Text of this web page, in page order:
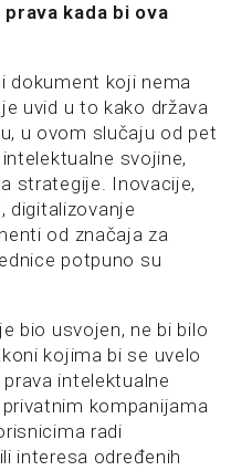
kada bi ova
dokument koji nema
uvid u to kako država
u ovom slučaju od pet
svojine,
strategije. Inovacije,
digitalizovanje
od značaja za
potpuno su
bio usvojen, ne bi bilo
kojima bi se uvelo
intelektualne
kompanijama
radi
interesa određenih